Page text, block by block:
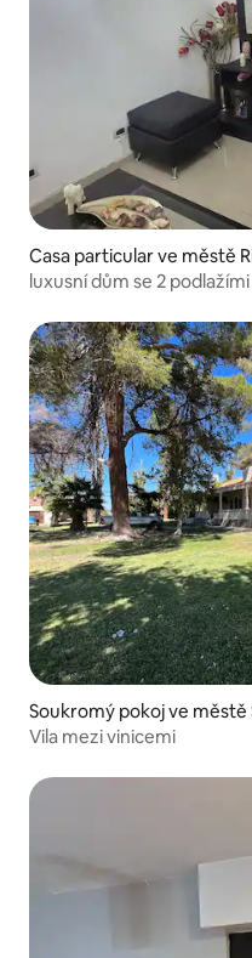
Casa particular ve městě
luxusní dům se 2
Soukromý pokoj ve
Vila mezi vinicemi